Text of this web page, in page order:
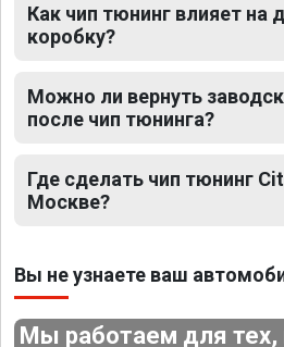
Как чип тюнинг влияет на
коробку?
Можно ли вернуть
после чип тюнинга?
Где сделать чип тюнинг
Москве?
Вы не узнаете ваш
Мы работаем для